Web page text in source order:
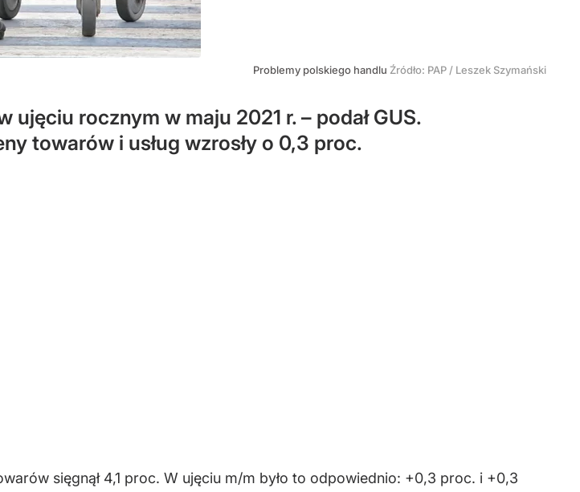
Problemy polskiego handlu Źródło: PAP / Leszek Szymański
rocznym w maju 2021 r. – podał GUS.
towarów i usług wzrosły o 0,3 proc.
sięgnął 4,1 proc. W ujęciu m/m było to odpowiednio: +0,3 proc. i +0,3